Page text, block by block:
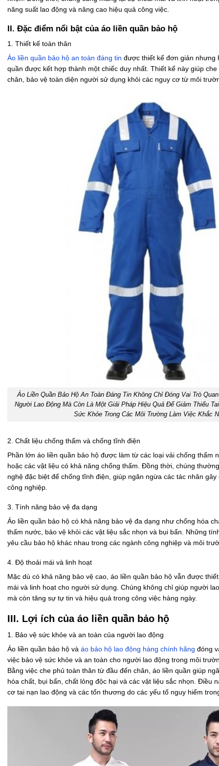
năng suất lao động và nâng cao hiệu quả công việc.
II. Đặc điểm nổi bật của áo liền quần bảo hộ
1. Thiết kế toàn thân
Áo liền quần bảo hộ an toàn đáng tin được thiết kế đơn giản nhưng
quần được kết hợp thành một chiếc duy nhất. Thiết kế này giúp
chân, bảo vệ toàn diện người sử dụng khỏi các nguy cơ từ môi
Áo Liền Quần Bảo Hộ An Toàn Đáng Tin Không Chỉ Đóng Vai Trò
Người Lao Động Mà Còn Là Một Giải Pháp Hiệu Quả Để Giảm Thiểu
Sức Khỏe Trong Các Môi Trường Làm Việc Khắc
2. Chất liệu chống thấm và chống tĩnh điện
Phần lớn áo liền quần bảo hộ được làm từ các loại vải chống thấm
hoặc các vật liệu có khả năng chống thấm. Đồng thời, chúng
nghệ đặc biệt để chống tĩnh điện, giúp ngăn ngừa các tác nhân
công nghiệp.
3. Tính năng bảo vệ đa dạng
Áo liền quần bảo hộ có khả năng bảo vệ đa dạng như chống hóa
thấm nước, bảo vệ khỏi các vật liệu sắc nhọn và bụi bẩn. Những
yêu cầu bảo hộ khác nhau trong các ngành công nghiệp và môi
4. Độ thoải mái và linh hoạt
Mặc dù có khả năng bảo vệ cao, áo liền quần bảo hộ vẫn được
mái và linh hoạt cho người sử dụng. Chúng không chỉ giúp người
mà còn tăng sự tự tin và hiệu quả trong công việc hàng ngày.
III. Lợi ích của áo liền quần bảo hộ
1. Bảo vệ sức khỏe và an toàn của người lao động
Áo liền quần bảo hộ và áo bảo hộ lao động hàng chính hãng đóng
việc bảo vệ sức khỏe và an toàn cho người lao động trong môi
Bằng việc che phủ toàn thân từ đầu đến chân, áo liền quần giúp
hóa chất, bụi bẩn, chất lỏng độc hại và các vật liệu sắc nhọn. Điều
cơ tai nạn lao động và các tổn thương do các yếu tố nguy hiểm